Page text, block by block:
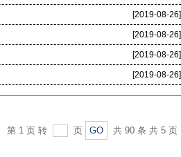
[2019-08-26]
[2019-08-26]
[2019-08-26]
[2019-08-26]
第 1 页 转 页 GO 共 90 条 共 5 页